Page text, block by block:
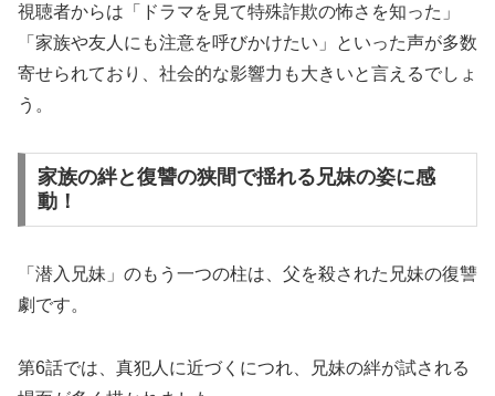
視聴者からは「ドラマを見て特殊詐欺の怖さを知った」
「家族や友人にも注意を呼びかけたい」といった声が多数
寄せられており、社会的な影響力も大きいと言えるでしょ
う。
家族の絆と復讐の狭間で揺れる兄妹の姿に感
動！
「潜入兄妹」のもう一つの柱は、父を殺された兄妹の復讐
劇です。
第6話では、真犯人に近づくにつれ、兄妹の絆が試される